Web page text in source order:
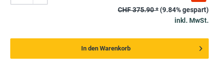
CHF 375.90 *(9.84% gespart)
inkl. MwSt.
In den Warenkorb